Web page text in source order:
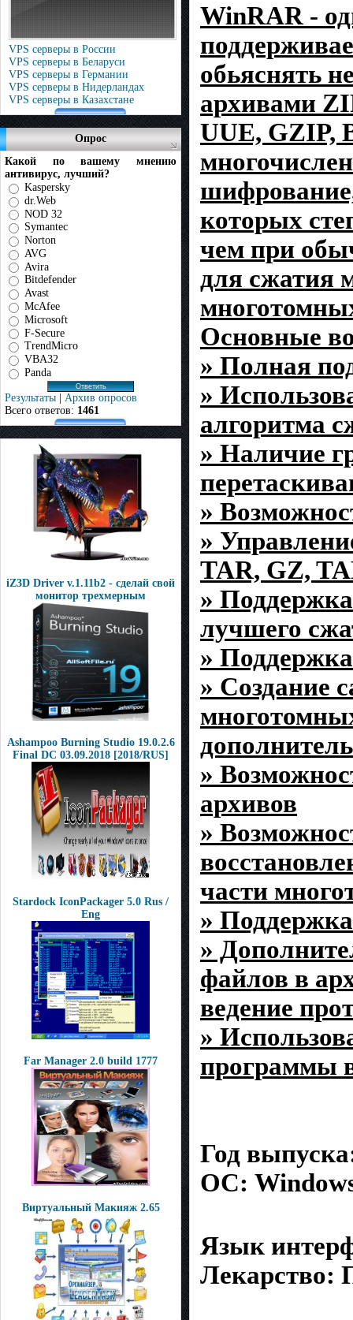
VPS серверы в России
VPS серверы в Беларуси
VPS серверы в Германии
VPS серверы в Нидерландах
VPS серверы в Казахстане
Опрос
Какой по вашему мнению
антивирус, лучший?
Kaspersky
dr.Web
NOD 32
Symantec
Norton
AVG
Avira
Bitdefender
Avast
McAfee
Microsoft
F-Secure
TrendMicro
VBA32
Panda
Результаты | Архив опросов
Всего ответов: 1461
iZ3D Driver v.1.11b2 - сделай свой
монитор трехмерным
Ashampoo Burning Studio 19.0.2.6
Final DC 03.09.2018 [2018/RUS]
Stardock IconPackager 5.0 Rus /
Eng
Far Manager 2.0 build 1777
Виртуальный Макияж 2.65
WinRAR -
обьяснять
архивами
UUE, GZIP,
которых
чем при
для сжатия
Основные
» Полная
»
алгоритма
» Наличие
»
»
TAR, GZ,
»
лучшего
»
» Создание
»
архивов
»
части
»
»
файлов в
ведение
»
программы
Год
ОС:
Язык